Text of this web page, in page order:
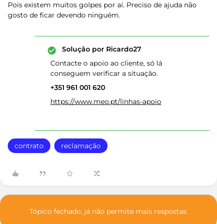
Pois existem muitos golpes por aí. Preciso de ajuda não
gosto de ficar devendo ninguém.
Solução por Ricardo27
Contacte o apoio ao cliente, só lá
conseguem verificar a situação.
+351 961 001 620
https://www.meo.pt/linhas-apoio
contrato reclamação
Tópico fechado, já não permite mais respostas.